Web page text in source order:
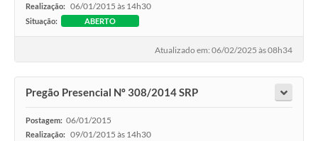
Realização: 06/01/2015 às 14h30
Situação: ABERTO
Atualizado em: 06/02/2025 às 08h34
Pregão Presencial Nº 308/2014 SRP
Postagem: 06/01/2015
Realização: 09/01/2015 às 14h30